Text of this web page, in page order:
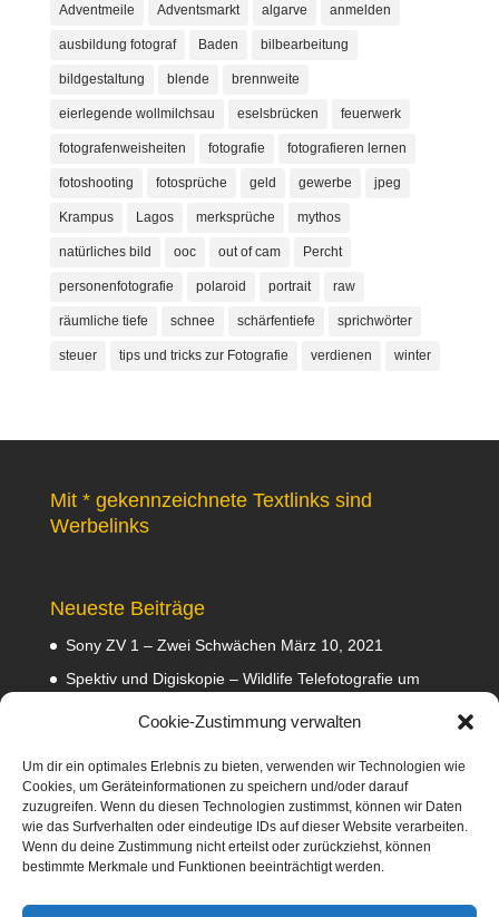
Cookie-Zustimmung verwalten
Um dir ein optimales Erlebnis zu bieten, verwenden wir Technologien wie
Cookies, um Geräteinformationen zu speichern und/oder darauf
zuzugreifen. Wenn du diesen Technologien zustimmst, können wir Daten
wie das Surfverhalten oder eindeutige IDs auf dieser Website verarbeiten.
Wenn du deine Zustimmung nicht erteilst oder zurückziehst, können
bestimmte Merkmale und Funktionen beeinträchtigt werden.
Adventmeile Adventsmarkt algarve anmelden
ausbildung fotograf Baden bilbearbeitung
bildgestaltung blende brennweite
eierlegende wollmilchsau eselsbrücken feuerwerk
fotografenweisheiten fotografie fotografieren lernen
fotoshooting fotosprüche geld gewerbe jpeg
Krampus Lagos merksprüche mythos
natürliches bild ooc out of cam Percht
personenfotografie polaroid portrait raw
räumliche tiefe schnee schärfentiefe sprichwörter
steuer tips und tricks zur Fotografie verdienen winter
Mit * gekennzeichnete Textlinks sind
Werbelinks
Neueste Beiträge
Sony ZV 1 – Zwei Schwächen März 10, 2021
Spektiv und Digiskopie – Wildlife Telefotografie um
2020
Empfehlungen Februar 8, 2020
Abmahnung wegen Fotos Januar 31, 2020
Diese Webseite nimmt am Amazon-Partnerprogramm